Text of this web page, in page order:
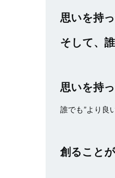
思いを持
そして、
思いを持
誰でも”より良
創ること